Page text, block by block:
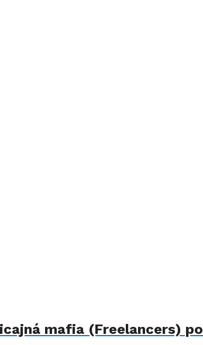
mafia (Freelancers)